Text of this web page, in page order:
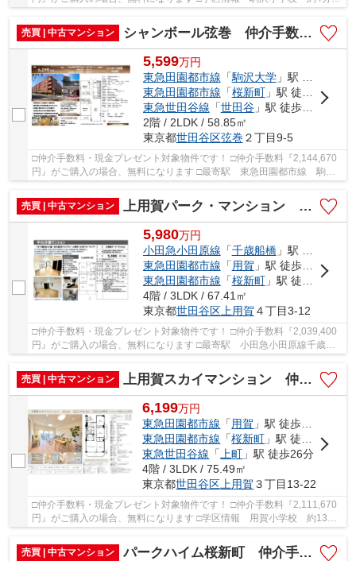
売買 | 中古マンション
シャンボール弦巻 仲介手数料無料＋40万円現金プレゼント中
5,599万円
東急田園都市線 「駒沢大学」駅 徒歩12分
東急田園都市線 「桜新町」駅 徒歩14分
東急世田谷線 「世田谷」駅 徒歩13分
2階 / 2LDK / 58.85㎡
東京都世田谷区弦巻 ２丁目9-5
□仲介手数料・現金プレゼント対象物件です！ □仲介手数料『2,144,670
円』がご購入の場合、無料になります □最寄駅 東急田園都市線 駒沢
売買 | 中古マンション
上用賀パーク・マンション 仲介手数料無料＋15万円現金プレゼント中
5,980万円
小田急小田原線 「千歳船橋」駅 徒歩20分
東急田園都市線 「 用賀 」駅 徒歩23分
東急田園都市線 「桜新町」駅 徒歩22分
4階 / 3LDK / 67.41㎡
東京都世田谷区上用賀 ４丁目3-12
□仲介手数料・現金プレゼント対象物件です！ □仲介手数料『2,039,400
円』がご購入の場合、無料になります □最寄駅 小田急小田原線千歳船
橋駅 徒歩約20分 □リフォーム物件 □三井不動...
売買 | 中古マンション
上用賀スカイマンション 仲介手数料無料＋40万円現金プレゼント中
6,199万円
東急田園都市線 「 用賀 」駅 徒歩10分
東急田園都市線 「桜新町 」駅 徒歩16分
東急世田谷線 「 上町 」駅 徒歩26分
4階 / 3LDK / 75.49㎡
東京都世田谷区 上用賀 ３丁目13-22
□仲介手数料・現金プレゼント対象物件です！ □仲介手数料『2,111,670
円』がご購入の場合、無料になります □学区情報 用賀小学校 約13
分 用賀中学校 約9分 □最寄駅 東急田園都市線...
売買 | 中古マンション
パークハイム桜新町 仲介手数料無料＋40万円現金プレゼント中